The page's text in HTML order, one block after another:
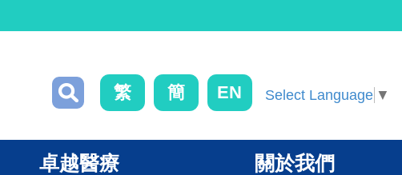
繁 簡 EN Select Language ▼
卓越醫療 關於我們